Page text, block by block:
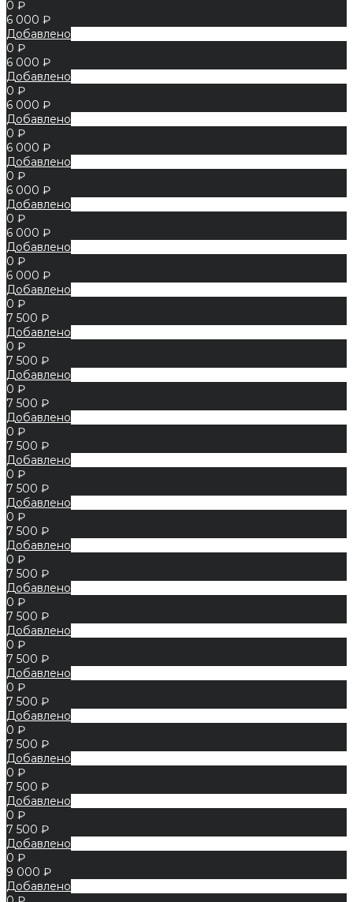
0 ₽
6 000 ₽
Добавлено
0 ₽
6 000 ₽
Добавлено
0 ₽
6 000 ₽
Добавлено
0 ₽
6 000 ₽
Добавлено
0 ₽
6 000 ₽
Добавлено
0 ₽
6 000 ₽
Добавлено
0 ₽
6 000 ₽
Добавлено
0 ₽
7 500 ₽
Добавлено
0 ₽
7 500 ₽
Добавлено
0 ₽
7 500 ₽
Добавлено
0 ₽
7 500 ₽
Добавлено
0 ₽
7 500 ₽
Добавлено
0 ₽
7 500 ₽
Добавлено
0 ₽
7 500 ₽
Добавлено
0 ₽
7 500 ₽
Добавлено
0 ₽
7 500 ₽
Добавлено
0 ₽
7 500 ₽
Добавлено
0 ₽
7 500 ₽
Добавлено
0 ₽
7 500 ₽
Добавлено
0 ₽
7 500 ₽
Добавлено
0 ₽
9 000 ₽
Добавлено